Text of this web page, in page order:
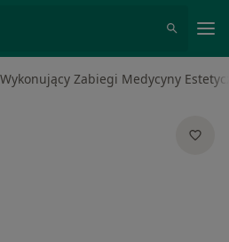
Zabiegi Medycyny